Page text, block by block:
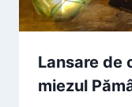
Lansare de
miezul